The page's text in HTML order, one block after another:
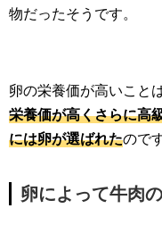
物だったそうです。
卵の栄養価が高いこと
栄養価が高くさらに高
には卵が選ばれたのです
卵によって牛肉